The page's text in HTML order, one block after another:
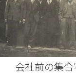
会社前の集